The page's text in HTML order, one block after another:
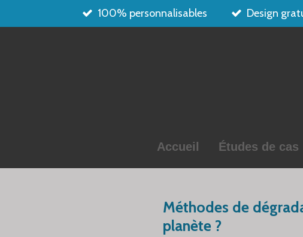
au
100% personnalisables Design
Accueil Études de cas
Méthodes de
planète ?